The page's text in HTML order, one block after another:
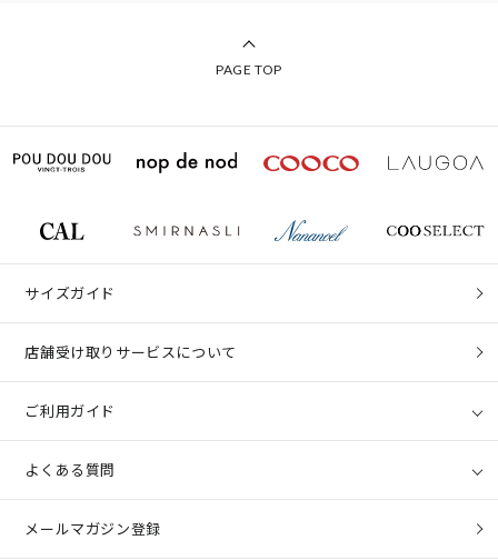
PAGE TOP
サイズガイド
店舗受け取りサービスについて
ご利用ガイド
よくある質問
メールマガジン登録